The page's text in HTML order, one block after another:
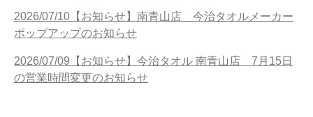
2026/07/10【お知らせ】南青山店 今治タオルメーカー
ポップアップのお知らせ
2026/07/09【お知らせ】今治タオル 南青山店 7月15日
の営業時間変更のお知らせ